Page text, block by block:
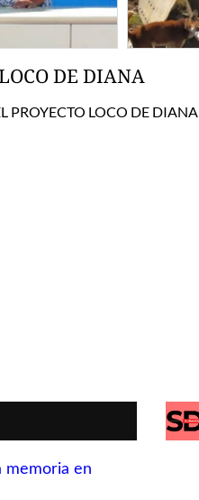
DE DIANA
PROYECTO LOCO DE DIANA